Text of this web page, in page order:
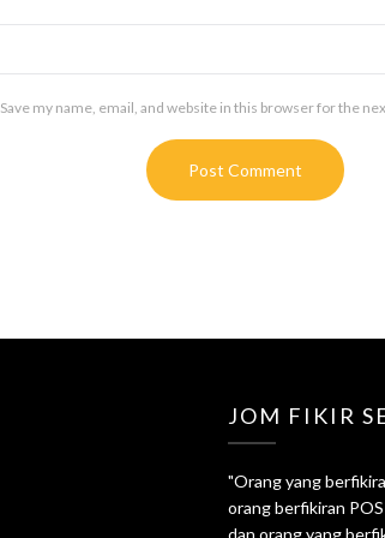
Save my name, email, and website in this browser for the
JOM FIKIR
"Orang yang
orang berfikiran
dan orang yang